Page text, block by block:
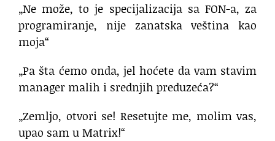
„Ne može, to je specijalizacija sa FON-a, za
programiranje, nije zanatska veština kao
moja“
„Pa šta ćemo onda, jel hoćete da vam stavim
manager malih i srednjih preduzeća?“
„Zemljo, otvori se! Resetujte me, molim vas,
upao sam u Matrix!“